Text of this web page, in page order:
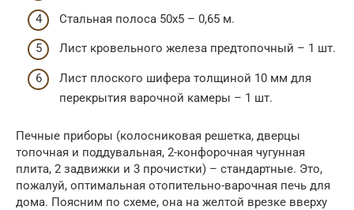
Стальная полоса 50х5 – 0,65 м.
Лист кровельного железа предтопочный – 1 шт.
Лист плоского шифера толщиной 10 мм для
перекрытия варочной камеры – 1 шт.
Печные приборы (колосниковая решетка, дверцы
топочная и поддувальная, 2-конфорочная чугунная
плита, 2 задвижки и 3 прочистки) – стандартные. Это,
пожалуй, оптимальная отопительно-варочная печь для
дома. Поясним по схеме, она на желтой врезке вверху